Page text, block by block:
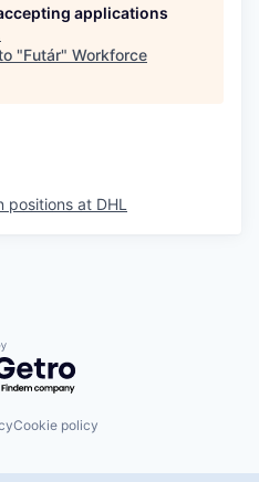
applications
"Futár" Workforce
positions at DHL
by Getro.com
Cookie policy